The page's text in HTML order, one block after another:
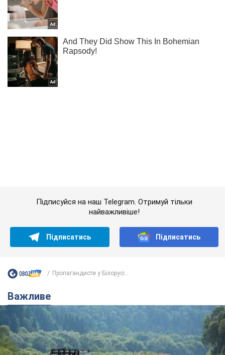
Важливе
Значні штрафи і спеціальні полігони: як
проблему джипінгу вирішують за кордоном